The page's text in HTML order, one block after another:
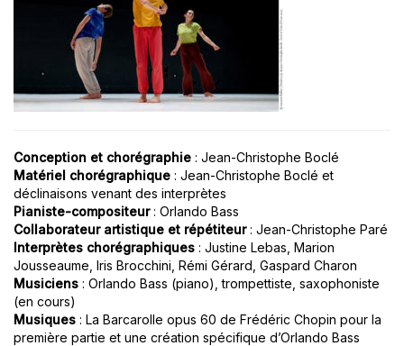
Conception et chorégraphie : Jean-Christophe Boclé
Matériel chorégraphique : Jean-Christophe Boclé et
déclinaisons venant des interprètes
Pianiste-compositeur: Orlando Bass
Collaborateur artistique et répétiteur: Jean-Christophe Paré
Interprètes chorégraphiques : Justine Lebas, Marion
Jousseaume, Iris Brocchini, Rémi Gérard, Gaspard Charon
Musiciens : Orlando Bass (piano), trompettiste, saxophoniste
(en cours)
Musiques : La Barcarolle opus 60 de Frédéric Chopin pour la
première partie et une création spécifique dʼOrlando Bass